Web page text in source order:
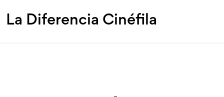
La Diferencia Cinéfila